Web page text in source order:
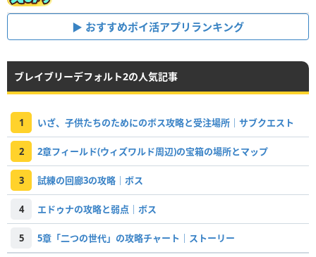
おすすめポイ活アプリランキング
ブレイブリーデフォルト2の人気記事
1 いざ、子供たちのためにのボス攻略と受注場所｜サブクエスト
2 2章フィールド(ウィズワルド周辺)の宝箱の場所とマップ
3 試練の回廊3の攻略｜ボス
4 エドゥナの攻略と弱点｜ボス
5 5章「二つの世代」の攻略チャート｜ストーリー